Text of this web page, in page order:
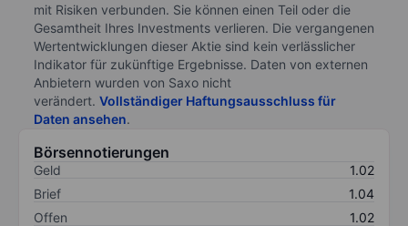
mit Risiken verbunden. Sie können einen Teil oder die
Gesamtheit Ihres Investments verlieren. Die vergangenen
Wertentwicklungen dieser Aktie sind kein verlässlicher
Indikator für zukünftige Ergebnisse. Daten von externen
Anbietern wurden von Saxo nicht
verändert. Vollständiger Haftungsausschluss für
Daten ansehen.
Börsennotierungen
Geld
1.02
Brief
1.04
Offen
1.02